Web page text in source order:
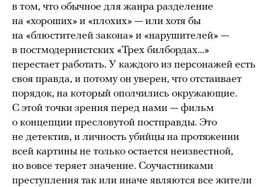
в том, что обычное для жанра разделение
на «хороших» и «плохих» — или хотя бы
на «блюстителей закона» и «нарушителей» —
в постмодернистских «Трех билбордах…»
перестает работать. У каждого из персонажей есть
своя правда, и потому он уверен, что отстаивает
порядок, на который ополчились окружающие.
С этой точки зрения перед нами — фильм
о концепции пресловутой постправды. Это
не детектив, и личность убийцы на протяжении
всей картины не только остается неизвестной,
но вовсе теряет значение. Соучастниками
преступления так или иначе являются все жители